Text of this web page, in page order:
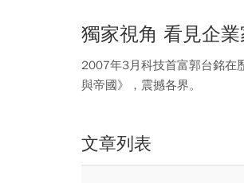
獨家視角 看見企
2007年3月科技首富郭台銘在
與帝國》，震撼各界。
文章列表